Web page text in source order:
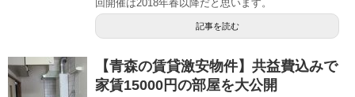
回開催は2018年春以降だと思います。
記事を読む
【青森の賃貸激安物件】共益費込みで
家賃15000円の部屋を大公開